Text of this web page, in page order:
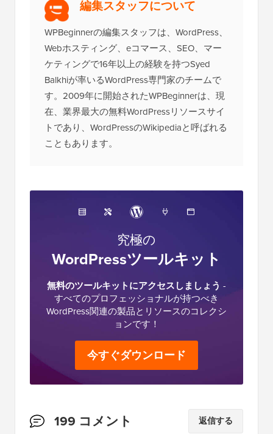
編集スタッフについて
WPBeginnerの編集スタッフは、WordPress、
Webホスティング、eコマース、SEO、マー
ケティングで16年以上の経験を持つSyed
Balkhiが率いるWordPress専門家のチームで
す。2009年に開始されたWPBeginnerは、現
在、業界最大の無料WordPressリソースサイ
トであり、WordPressのWikipediaと呼ばれる
こともあります。
究極の
WordPressツールキット
無料のツールキットにアクセスしましょう -
すべてのプロフェッショナルが持つべき
WordPress関連の製品とリソースのコレクシ
ョンです！
今すぐダウンロード
読
199 コメント 返信する